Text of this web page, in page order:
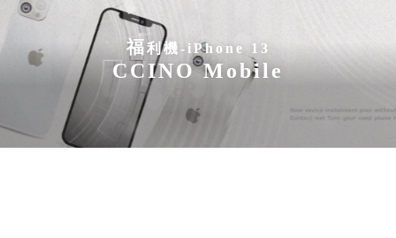
福利機-iPhone 13